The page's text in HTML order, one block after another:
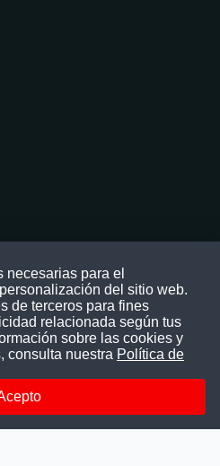
a través
correo:
necesarias para el
del sitio web.
de terceros para fines
relacionada según tus
sobre las cookies y
consulta nuestra Política de